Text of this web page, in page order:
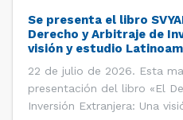
Se presenta el libro
Derecho y Arbitraje de
visión y estudio
22 de julio de 2026. Esta
presentación del libro «El
Inversión Extranjera: Una